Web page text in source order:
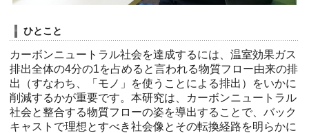
ひとこと
カーボンニュートラル社会を達成するには、温室効果ガス
排出全体の4分の1を占めると言われる物質フロー由来の排
出（すなわち、「モノ」を使うことによる排出）をいかに
削減するかが重要です。本研究は、カーボンニュートラル
社会と整合する物質フローの姿を導出することで、バック
キャストで理想とすべき社会像とその転換経路を明らかに